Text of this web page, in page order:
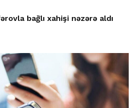
bağlı xahişi nəzərə aldı